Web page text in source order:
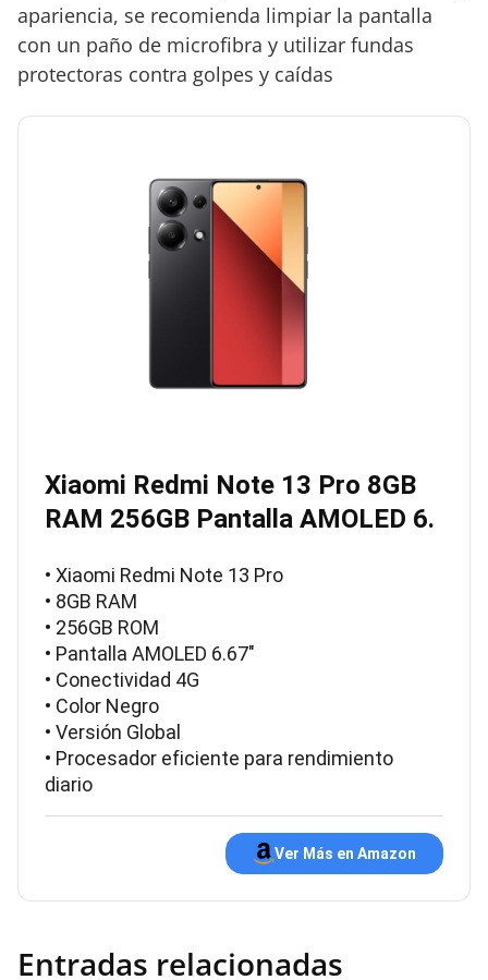
apariencia, se recomienda limpiar la pantalla
con un paño de microfibra y utilizar fundas
protectoras contra golpes y caídas
Xiaomi Redmi Note 13 Pro 8GB
RAM 256GB Pantalla AMOLED 6.
• Xiaomi Redmi Note 13 Pro
• 8GB RAM
• 256GB ROM
• Pantalla AMOLED 6.67"
• Conectividad 4G
• Color Negro
• Versión Global
• Procesador eficiente para rendimiento
diario
Ver Más en Amazon
Entradas relacionadas